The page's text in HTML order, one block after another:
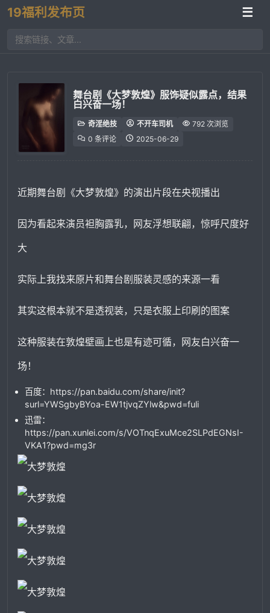
19福利发布页 ☰
舞台剧《大梦敦煌》服饰疑似露点，结果
白兴奋一场！
奇淫绝技 不开车司机
792 次浏览
0 条评论
2025-06-29
近期舞台剧《大梦敦煌》的演出片段在央视播出
因为看起来演员袒胸露乳，网友浮想联翩，惊呼尺度好
大
实际上我找来原片和舞台剧服装灵感的来源一看
其实这根本就不是透视装，只是衣服上印刷的图案
这种服装在敦煌壁画上也是有迹可循，网友白兴奋一
场！
百度：https://pan.baidu.com/share/init?
surl=YWSgbyBYoa-EW1tjvqZYlw&pwd=fuli
迅雷：
https://pan.xunlei.com/s/VOTnqExuMce2SLPdEGNsI-
VKA1?pwd=mg3r